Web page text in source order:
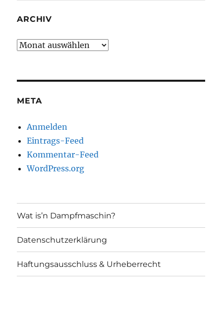
ARCHIV
Archiv
META
Anmelden
Eintrags-Feed
Kommentar-Feed
WordPress.org
Wat is’n Dampfmaschin?
Datenschutzerklärung
Haftungsausschluss & Urheberrecht